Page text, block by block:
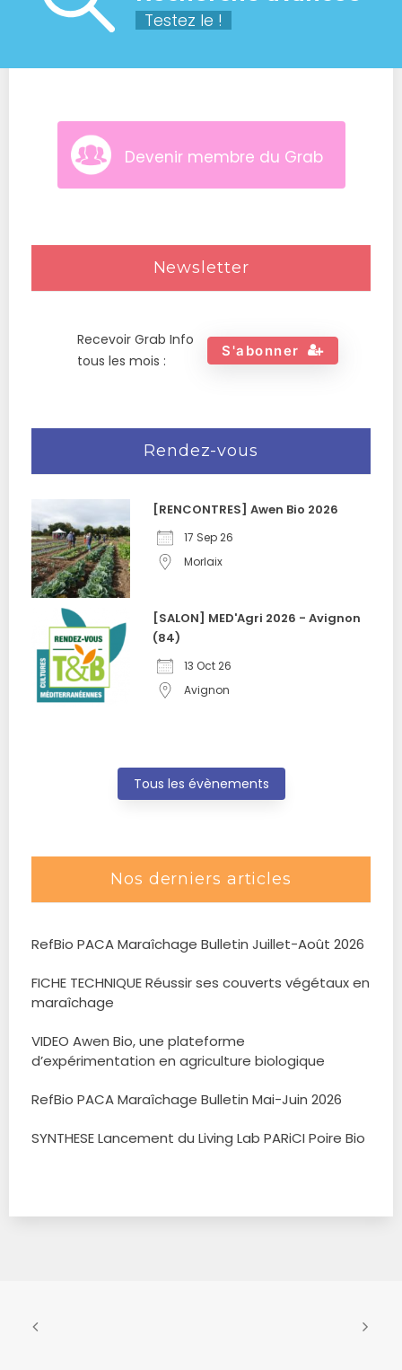
Testez le !
Devenir membre du Grab
Newsletter
Recevoir Grab Info
tous les mois :
S'abonner
Rendez-vous
[RENCONTRES] Awen Bio 2026
17 Sep 26
Morlaix
[SALON] MED'Agri 2026 - Avignon
(84)
13 Oct 26
Avignon
Tous les évènements
Nos derniers articles
RefBio PACA Maraîchage Bulletin Juillet-Août 2026
FICHE TECHNIQUE Réussir ses couverts végétaux en
maraîchage
VIDEO Awen Bio, une plateforme
d’expérimentation en agriculture biologique
RefBio PACA Maraîchage Bulletin Mai-Juin 2026
SYNTHESE Lancement du Living Lab PARiCI Poire Bio